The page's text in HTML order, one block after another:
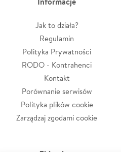
Jak to działa?
Regulamin
Polityka Prywatności
RODO - Kontrahenci
Kontakt
Porównanie serwisów
Polityka plików cookie
Zarządzaj zgodami cookie